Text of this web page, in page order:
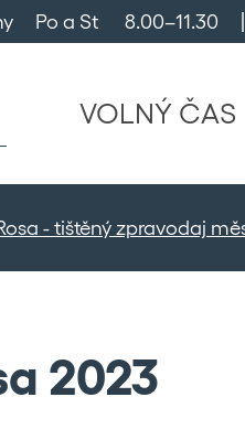
Po a St      8.00–11.30
VOLNÝ ČAS
- tištěný zpravodaj
2023